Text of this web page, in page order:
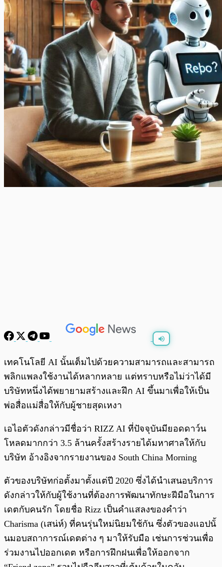
พร้อมเล่น
เทคโนโลยี AI นั้นเต็มไปด้วยความสามารถและสามารถ
พลิกแพลงใช้งานได้หลากหลาย แต่ทราบหรือไม่ว่าได้มี
บริษัทหนึ่งได้พยายามสร้างและฝึก AI ขึ้นมาเพื่อให้เป็น
พ่อสื่อแม่สื่อให้กับผู้ชายสุดเหงา
เอไอตัวดังกล่าวมีชื่อว่า RIZZ AI ที่ปัจจุบันมียอดดาว์น
โหลดมากกว่า 3.5 ล้านครั้งสร้างรายได้มหาศาลให้กับ
บริษัท อ้างอิงจากรายงานของ South China Morning
ตัวของบริษัทก่อตั้งมาตั้งแต่ปี 2020 ซึ่งได้นำเสนอบริการ
ดังกล่าวให้กับผู้ใช้งานที่ต้องการพัฒนาทักษะฝีมือในการ
เดตกับคนรัก โดยชื่อ Rizz เป็นคำแสลงของคำว่า
Charisma (เสน่ห์) ที่คนรุ่นใหม่นิยมใช้กัน ซึ่งตัวของแอปนั้
นมอบสถาการณ์เดตต่าง ๆ มาให้รับมือ เช่นการช่วนเพื่อ
ร่วมงานไปออกเดต หรือการฝึกฝนเพื่อให้ออกจาก